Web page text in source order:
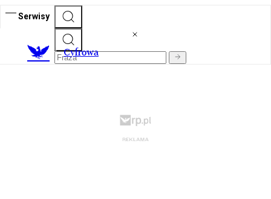
Serwisy
Cyfrowa